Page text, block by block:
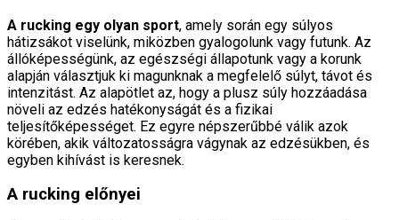
A rucking egy olyan sport, amely során egy súlyos
hátizsákot viselünk, miközben gyalogolunk vagy futunk. Az
állóképességünk, az egészségi állapotunk vagy a korunk
alapján választjuk ki magunknak a megfelelő súlyt, távot és
intenzitást. Az alapötlet az, hogy a plusz súly hozzáadása
növeli az edzés hatékonyságát és a fizikai
teljesítőképességet. Ez egyre népszerűbbé válik azok
körében, akik változatosságra vágynak az edzésükben, és
egyben kihívást is keresnek.
A rucking előnyei